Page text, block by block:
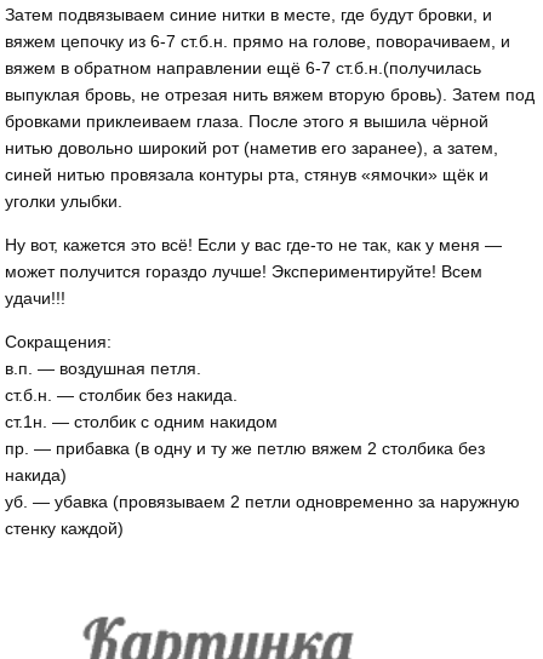
Затем подвязываем синие нитки в месте, где будут бровки, и
вяжем цепочку из 6-7 ст.б.н. прямо на голове, поворачиваем, и
вяжем в обратном направлении ещё 6-7 ст.б.н.(получилась
выпуклая бровь, не отрезая нить вяжем вторую бровь). Затем под
бровками приклеиваем глаза. После этого я вышила чёрной
нитью довольно широкий рот (наметив его заранее), а затем,
синей нитью провязала контуры рта, стянув «ямочки» щёк и
уголки улыбки.
Ну вот, кажется это всё! Если у вас где-то не так, как у меня —
может получится гораздо лучше! Экспериментируйте! Всем
удачи!!!
Сокращения:
в.п. — воздушная петля.
ст.б.н. — столбик без накида.
ст.1н. — столбик с одним накидом
пр. — прибавка (в одну и ту же петлю вяжем 2 столбика без
накида)
уб. — убавка (провязываем 2 петли одновременно за наружную
стенку каждой)